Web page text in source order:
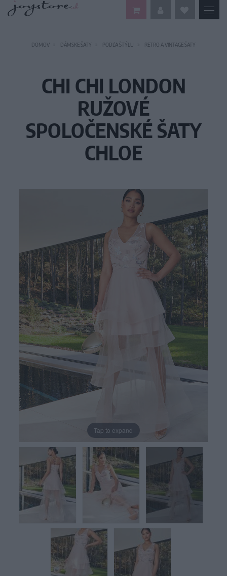
DOMOV DÁMSKE ŠATY PODĽA ŠTÝLU RETRO A VINTAGE ŠATY
CHI CHI LONDON
RUŽOVÉ
SPOLOČENSKÉ ŠATY
CHLOE
Tap to expand